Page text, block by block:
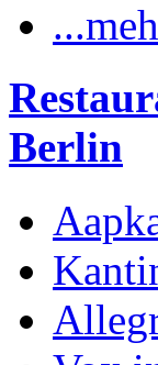
Berlin